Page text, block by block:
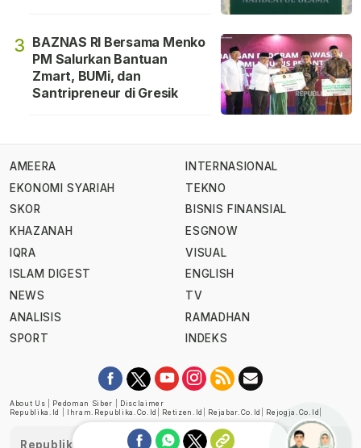
3 BAZNAS RI Bersama Menko
PM Salurkan Bantuan
Zmart, BUMi, dan
Santripreneur di Gresik
AMEERA
EKONOMI SYARIAH
SKOR
KHAZANAH
IQRA
ISLAM DIGEST
NEWS
ANALISIS
SPORT
INTERNASIONAL
TEKNO
BISNIS FINANSIAL
ESGNOW
VISUAL
ENGLISH
TV
RAMADHAN
INDEKS
About Us Pedoman Siber
Disclaimer
Republika.id
Ihram.republika.co.id Retizen.id Rejabar.co.id Rejogja.co.id
Republika telah diverifikasi oleh Dewan Pers